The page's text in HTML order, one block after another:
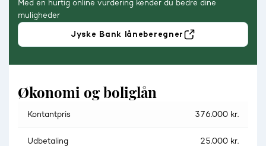
Med en hurtig online vurdering kender du bedre dine
muligheder
Jyske Bank låneberegner
Økonomi og boliglån
Kontantpris 376.000 kr.
Udbetaling 25.000 kr.